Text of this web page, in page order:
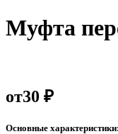
Муфта
от30 ₽
Основные характеристики: